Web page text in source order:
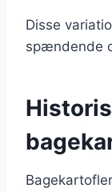
Disse
spændende